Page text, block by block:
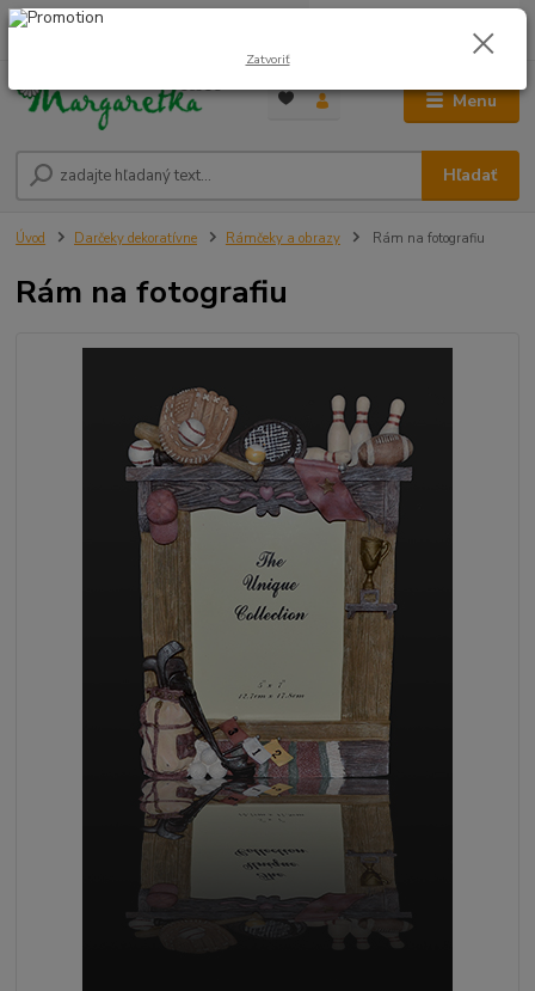
Menu
Hľadať
0948 236 042
0,00 €
Úvod Darčeky dekoratívne Rámčeky a obrazy Rám na fotografiu
Rám na fotografiu
Zatvoriť